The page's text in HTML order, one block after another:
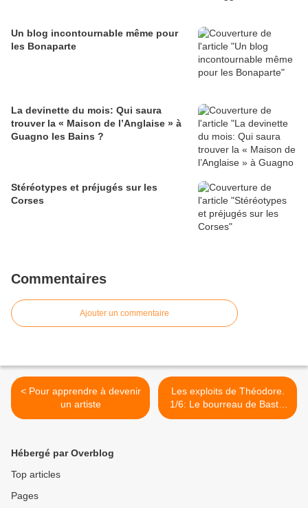
Un blog incontournable même pour
les Bonaparte
La devinette du mois: Qui saura
trouver la « Maison de l’Anglaise » à
Guagno les Bains ?
Stéréotypes et préjugés sur les
Corses
Commentaires
Ajouter un commentaire
< Pour apprendre à devenir
un artiste
Les exploits de Théodore.
1/6: Le bourreau de Bastia
>
Hébergé par Overblog
Top articles
Pages